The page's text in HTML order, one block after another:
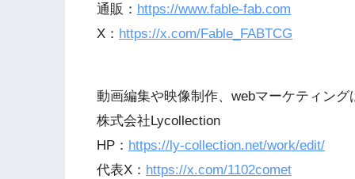
通販： https://www.fable-fab.com
X： https://x.com/Fable_FABTCG
動画編集や映像制作、webマーケティング
株式会社Lycollection
HP： https://ly-collection.net/work/edit/
代表X： https://x.com/1102comet